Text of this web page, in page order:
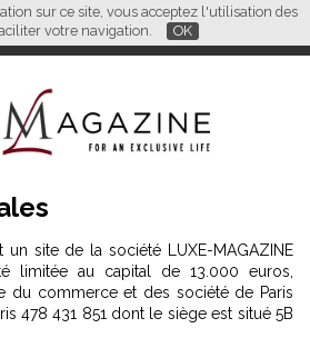
sur ce site, vous acceptez l'utilisation des
votre navigation.
OK
FR EN CN
un site de la société LUXE-MAGAZINE
limitée au capital de 13.000 euros,
du commerce et des société de Paris
478 431 851 dont le siège est situé 5B